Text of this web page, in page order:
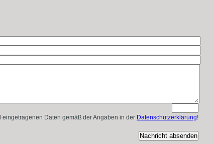
Daten gemäß der Angaben in der Datenschutzerklärung!